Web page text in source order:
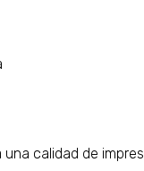
calidad de